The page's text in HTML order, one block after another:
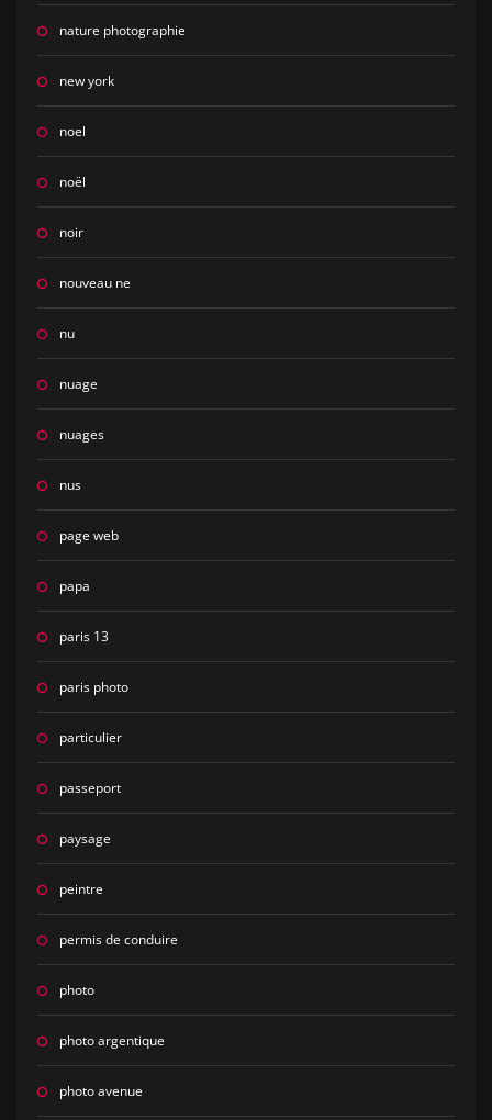
nature photographie
new york
noel
noël
noir
nouveau ne
nu
nuage
nuages
nus
page web
papa
paris 13
paris photo
particulier
passeport
paysage
peintre
permis de conduire
photo
photo argentique
photo avenue